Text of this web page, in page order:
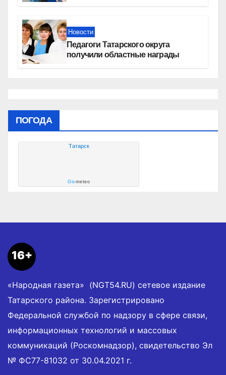
Новости
Педагоги Татарского округа
получили областные награды
ПОГОДА
Татарск
Gismeteo
16+
«Народная газета» (NGT54.RU) сетевое издание
Татарского района. Зарегистрировано
Федеральной службой по надзору в сфере связи,
информационных технологий и массовых
коммуникаций (Роскомнадзор), свидетельство Эл
№ ФС77-81032 от 30.04.2021 г.